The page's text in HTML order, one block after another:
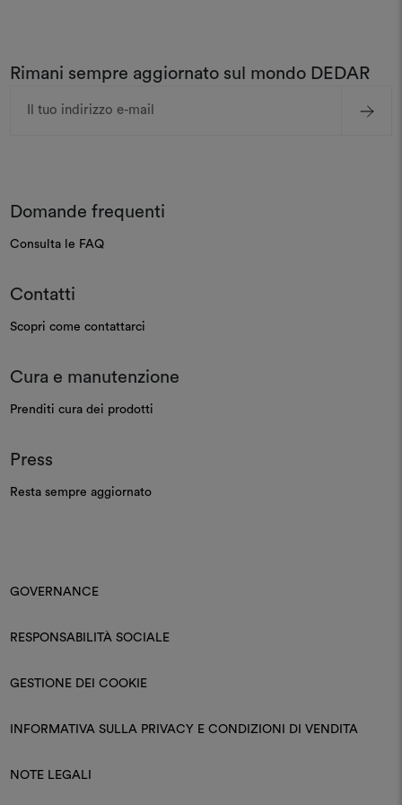
Rimani sempre aggiornato sul mondo DEDAR
Domande frequenti
Consulta le FAQ
Contatti
Scopri come contattarci
Cura e manutenzione
Prenditi cura dei prodotti
Press
Resta sempre aggiornato
GOVERNANCE
RESPONSABILITÀ SOCIALE
GESTIONE DEI COOKIE
INFORMATIVA SULLA PRIVACY E CONDIZIONI DI VENDITA
NOTE LEGALI